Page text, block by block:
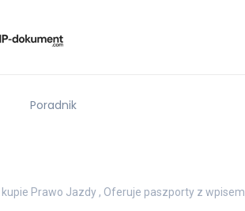
Poradnik
Prawo Jazdy , Oferuje paszporty z